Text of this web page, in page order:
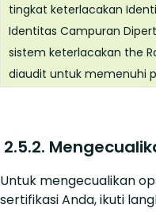
tingkat keterlacakan
Identitas Campuran
sistem keterlacakan the
diaudit untuk memenuhi
2.5.2.
Untuk mengecualikan
sertifikasi Anda, ikuti